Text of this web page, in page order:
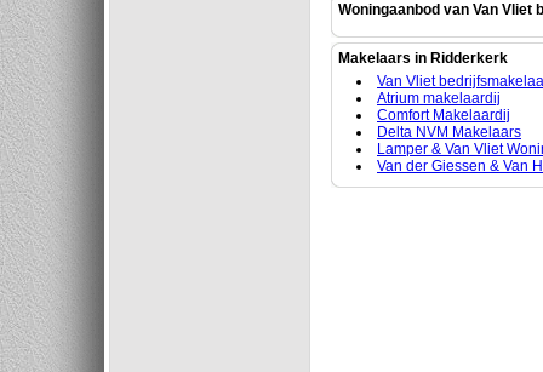
Woningaanbod van Van
Makelaars in Ridderkerk
Van Vliet
Atrium makelaardij
Comfort Makelaardij
Delta NVM Makelaars
Lamper & Van Vliet
Van der Giessen & Van